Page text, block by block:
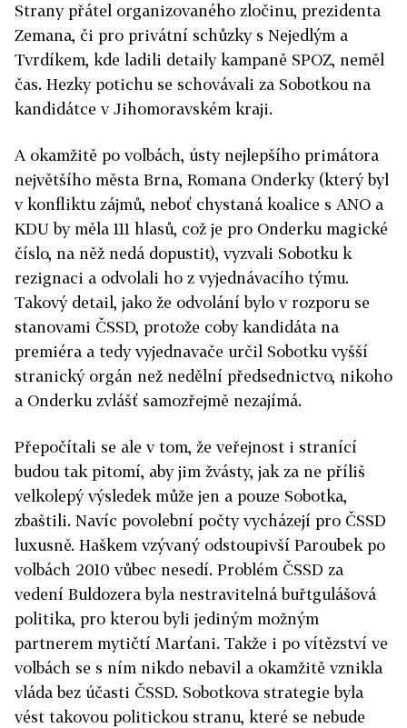
Strany přátel organizovaného zločinu, prezidenta
Zemana, či pro privátní schůzky s Nejedlým a
Tvrdíkem, kde ladili detaily kampaně SPOZ, neměl
čas. Hezky potichu se schovávali za Sobotkou na
kandidátce v Jihomoravském kraji.
A okamžitě po volbách, ústy nejlepšího primátora
největšího města Brna, Romana Onderky (který byl
v konfliktu zájmů, neboť chystaná koalice s ANO a
KDU by měla 111 hlasů, což je pro Onderku magické
číslo, na něž nedá dopustit), vyzvali Sobotku k
rezignaci a odvolali ho z vyjednávacího týmu.
Takový detail, jako že odvolání bylo v rozporu se
stanovami ČSSD, protože coby kandidáta na
premiéra a tedy vyjednavače určil Sobotku vyšší
stranický orgán než nedělní předsednictvo, nikoho
a Onderku zvlášť samozřejmě nezajímá.
Přepočítali se ale v tom, že veřejnost i stranící
budou tak pitomí, aby jim žvásty, jak za ne příliš
velkolepý výsledek může jen a pouze Sobotka,
zbaštili. Navíc povolební počty vycházejí pro ČSSD
luxusně. Haškem vzývaný odstoupivší Paroubek po
volbách 2010 vůbec nesedí. Problém ČSSD za
vedení Buldozera byla nestravitelná buřtgulášová
politika, pro kterou byli jediným možným
partnerem mytičtí Marťani. Takže i po vítězství ve
volbách se s ním nikdo nebavil a okamžitě vznikla
vláda bez účasti ČSSD. Sobotkova strategie byla
vést takovou politickou stranu, které se nebude